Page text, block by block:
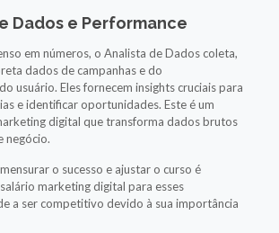
Dados e Performance
em números, o Analista de Dados coleta,
dados de campanhas e do
usuário. Eles fornecem insights cruciais para
e identificar oportunidades. Este é um
digital que transforma dados brutos
negócio.
o sucesso e ajustar o curso é
marketing digital para esses
a ser competitivo devido à sua importância